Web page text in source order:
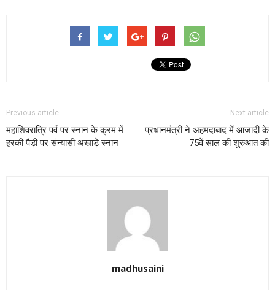
Previous article
महाशिवरात्रि पर्व पर स्नान के क्रम में
हरकी पैड़ी पर संन्‍यासी अखाड़े स्नान
Next article
प्रधानमंत्री ने अहमदाबाद में आजादी के
75वें साल की शुरुआत की
madhusaini